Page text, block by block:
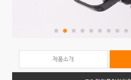
제품소개